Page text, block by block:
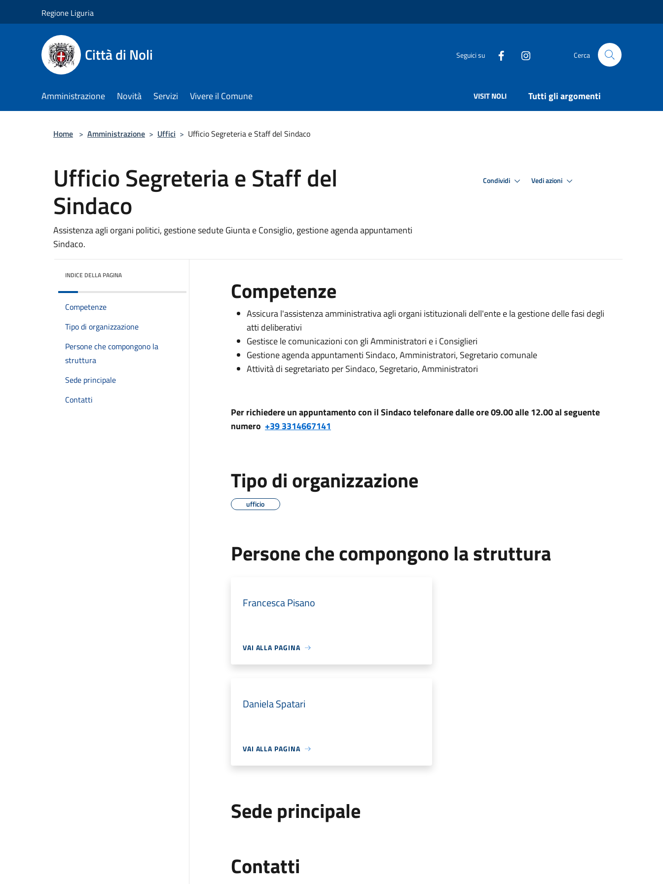
Regione Liguria
Città di Noli Seguici su Cerca
Amministrazione Novità Servizi Vivere il Comune VISIT NOLI Tutti gli argomenti
Home > Amministrazione > Uffici > Ufficio Segreteria e Staff del Sindaco
Ufficio Segreteria e Staff del
Sindaco
Assistenza agli organi politici, gestione sedute Giunta e Consiglio, gestione agenda appuntamenti
Sindaco.
Condividi Vedi azioni
INDICE DELLA PAGINA
Competenze
Tipo di organizzazione
Persone che compongono la
struttura
Sede principale
Contatti
Competenze
Assicura l'assistenza amministrativa agli organi istituzionali dell'ente e la gestione delle fasi degli
atti deliberativi
Gestisce le comunicazioni con gli Amministratori e i Consiglieri
Gestione agenda appuntamenti Sindaco, Amministratori, Segretario comunale
Attività di segretariato per Sindaco, Segretario, Amministratori
Per richiedere un appuntamento con il Sindaco telefonare dalle ore 09.00 alle 12.00 al seguente
numero +39 3314667141
Tipo di organizzazione
ufficio
Persone che compongono la struttura
Francesca Pisano
VAI ALLA PAGINA
Daniela Spatari
VAI ALLA PAGINA
Sede principale
Contatti